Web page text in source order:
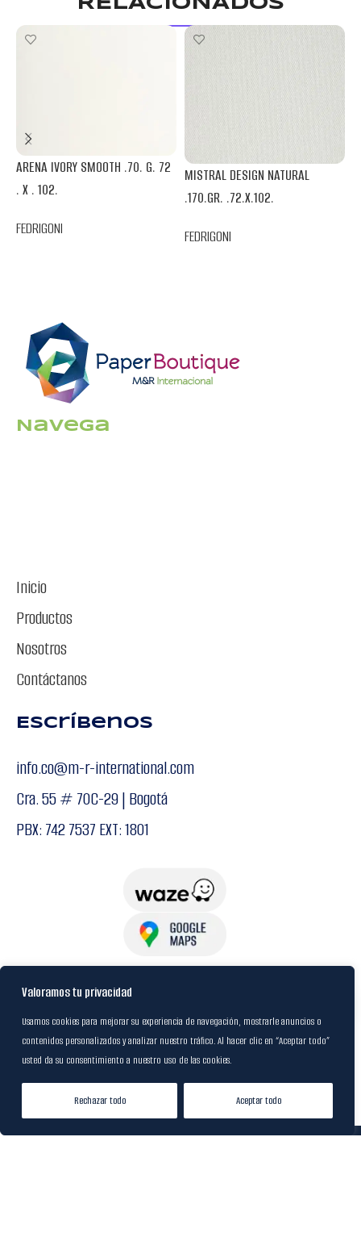
Valoramos tu privacidad
Usamos cookies para mejorar su experiencia de navegación, mostrarle anuncios o
contenidos personalizados y analizar nuestro tráfico. Al hacer clic en “Aceptar todo”
usted da su consentimiento a nuestro uso de las cookies.
Rechazar todo Aceptar todo
RELACIONADOS
ARENA IVORY SMOOTH .70. G. 72
. X . 102.
FEDRIGONI
MISTRAL DESIGN NATURAL
.170.GR. .72.X.102.
FEDRIGONI
Navega
Inicio
Productos
Nosotros
Contáctanos
Escríbenos
info.co@m-r-international.com
Cra. 55 # 70C-29 | Bogotá
PBX: 742 7537 EXT: 1801
USuarios
Política de Datos
Certificación FSC